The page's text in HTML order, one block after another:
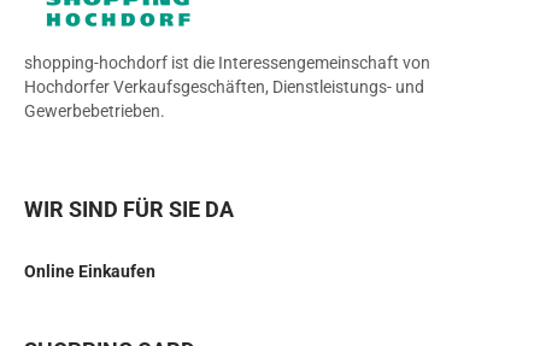
shopping-hochdorf ist die Interessengemeinschaft von
Hochdorfer Verkaufsgeschäften, Dienstleistungs- und
Gewerbebetrieben.
WIR SIND FÜR SIE DA
Online Einkaufen